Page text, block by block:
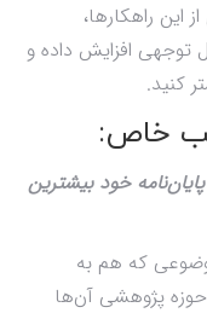
این راهکارها،
توجهی افزایش داده و
کنید.
خاص:
خود بیشترین
که هم به
پژوهشی آن‌ها